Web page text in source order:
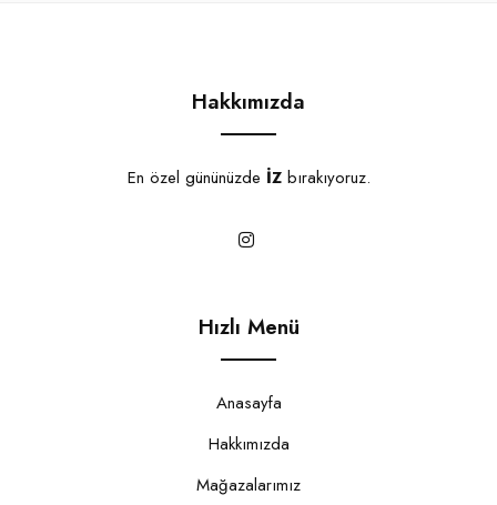
Hakkımızda
En özel gününüzde İZbırakıyoruz.
Hızlı Menü
Anasayfa
Hakkımızda
Mağazalarımız